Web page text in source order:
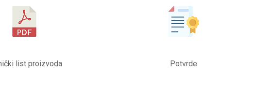
list proizvoda Potvrde